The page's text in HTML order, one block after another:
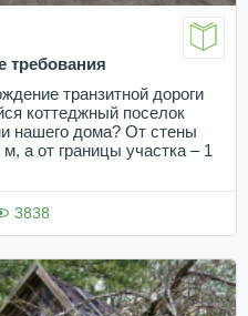
требования
транзитной дороги
коттеджный поселок
нашего дома? От стены
а от границы участка – 1
3838